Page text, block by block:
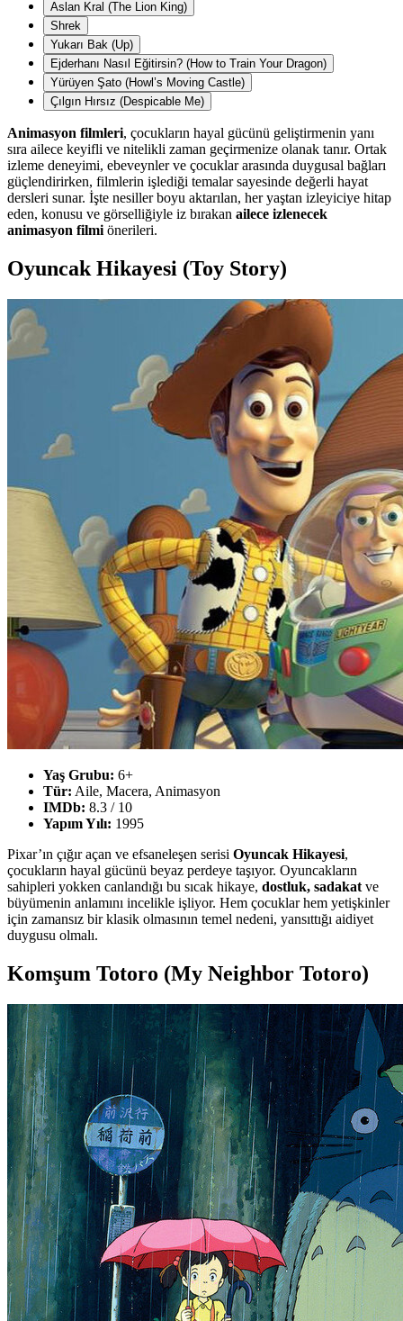
Aslan Kral (The Lion King)
Shrek
Yukarı Bak (Up)
Ejderhanı Nasıl Eğitirsin? (How to Train Your Dragon)
Yürüyen Şato (Howl’s Moving Castle)
Çılgın Hırsız (Despicable Me)
Animasyon filmleri, çocukların hayal gücünü geliştirmenin yanı
sıra ailece keyifli ve nitelikli zaman geçirmenize olanak tanır. Ortak
izleme deneyimi, ebeveynler ve çocuklar arasında duygusal bağları
güçlendirirken, filmlerin işlediği temalar sayesinde değerli hayat
dersleri sunar. İşte nesiller boyu aktarılan, her yaştan izleyiciye hitap
eden, konusu ve görselliğiyle iz bırakan ailece izlenecek
animasyon filmi önerileri.
Oyuncak Hikayesi (Toy Story)
Yaş Grubu: 6+
Tür: Aile, Macera, Animasyon
IMDb: 8.3 / 10
Yapım Yılı: 1995
Pixar’ın çığır açan ve efsaneleşen serisi Oyuncak Hikayesi,
çocukların hayal gücünü beyaz perdeye taşıyor. Oyuncakların
sahipleri yokken canlandığı bu sıcak hikaye, dostluk, sadakat ve
büyümenin anlamını incelikle işliyor. Hem çocuklar hem yetişkinler
için zamansız bir klasik olmasının temel nedeni, yansıttığı aidiyet
duygusu olmalı.
Komşum Totoro (My Neighbor Totoro)